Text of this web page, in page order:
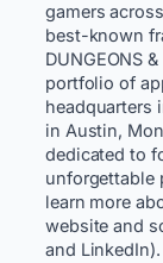
gamers
best-known
DUNGEONS
portfolio of
headquarters
in Austin,
dedicated to
unforgettable
learn more
website and
and LinkedIn).